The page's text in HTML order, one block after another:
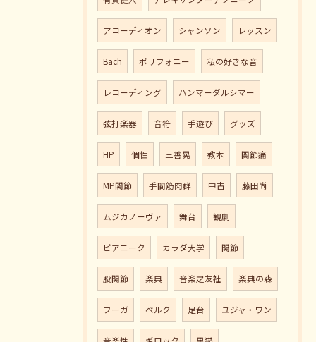
アコーディオン シャンソン レッスン
Bach ポリフォニー 私の好きな音
レコーディング ハンマーダルシマー
弦打楽器 音符 手遊び グッズ
HP 個性 三善晃 教本 関節痛
MP関節 手間筋肉群 中古 藤田尚
ムジカノーヴァ 舞台 観劇
ピアニーク カラダ大学 関節
股関節 楽典 音楽之友社 楽典の森
フーガ ベルク 足台 ユジャ・ワン